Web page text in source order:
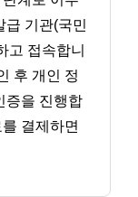
급 기관(국민
고 접속합니
후 개인 정
증을 진행합
결제하면